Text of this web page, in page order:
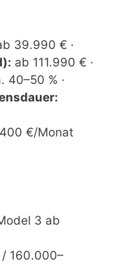
39.990 € ·
ab 111.990 € ·
40–50 % ·
€/Monat
3 ab
160.000–